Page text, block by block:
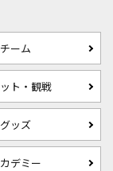
チーム
ト・観戦
グッズ
デミー